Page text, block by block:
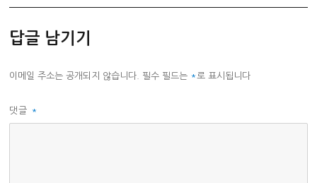
답글 남기기
이메일 주소는 공개되지 않습니다. 필수 필드는 *로 표시됩니다
댓글 *